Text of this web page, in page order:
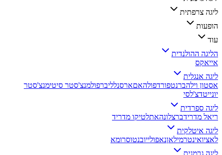
ליגה צרפתית
הופעות
עוד
הליגה ההולנדית
אייאקס
ליגה אנגלית
אסטון וילהברנטפורדפולהאםארסנלליברפולמנצ'סטר סיטימנצ'סטר
יונייטדצ'לסי
ליגה ספרדית
ריאל מדרידברצלונהאתלטיקו מדריד
ליגה איטלקית
לאציואינטרמילאןנאפולייובנטוסרומא
ליגה גרמנית